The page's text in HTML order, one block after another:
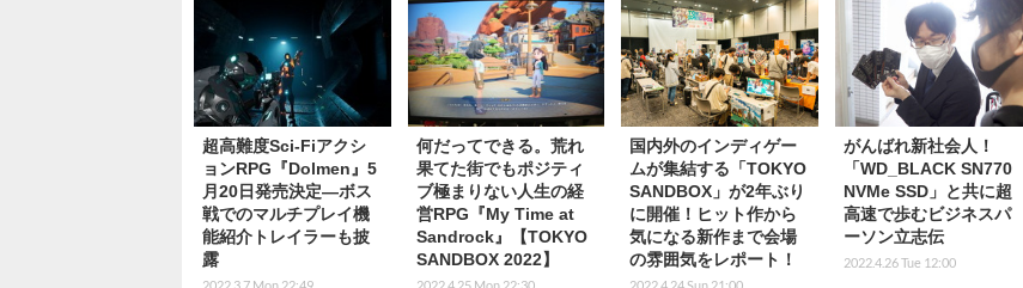
超高難度Sci-Fiアクシ
ョンRPG『Dolmen』5
月20日発売決定―ボス
戦でのマルチプレイ機
能紹介トレイラーも披
露
何だってできる。荒れ
果てた街でもポジティ
ブ極まりない人生の経
営RPG『My Time at
Sandrock』【TOKYO
SANDBOX 2022】
国内外のインディゲー
ムが集結する「TOKYO
SANDBOX」が2年ぶり
に開催！ヒット作から
気になる新作まで会場
の雰囲気をレポート！
がんばれ新社会人！
「WD_BLACK SN770
NVMe SSD」と共に超
高速で歩むビジネスパ
ーソン立志伝
2022.4.26 Tue 12:00